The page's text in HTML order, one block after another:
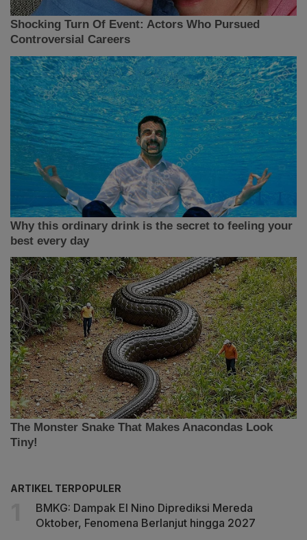
ARTIKEL TERPOPULER
BMKG: Dampak El Nino Diprediksi Mereda
Oktober, Fenomena Berlanjut hingga 2027